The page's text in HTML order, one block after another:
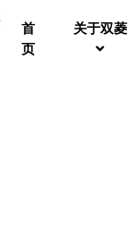
首
页
关于双菱